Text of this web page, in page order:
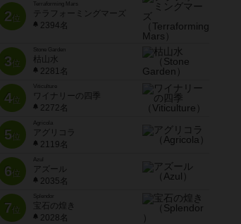
2位
Terraforming Mars
テラフォーミングマーズ
2394名
3位
Stone Garden
枯山水
2281名
4位
Viticulture
ワイナリーの四季
2272名
5位
Agricola
アグリコラ
2119名
6位
Azul
アズール
2035名
7位
宝石の煌き
2028名